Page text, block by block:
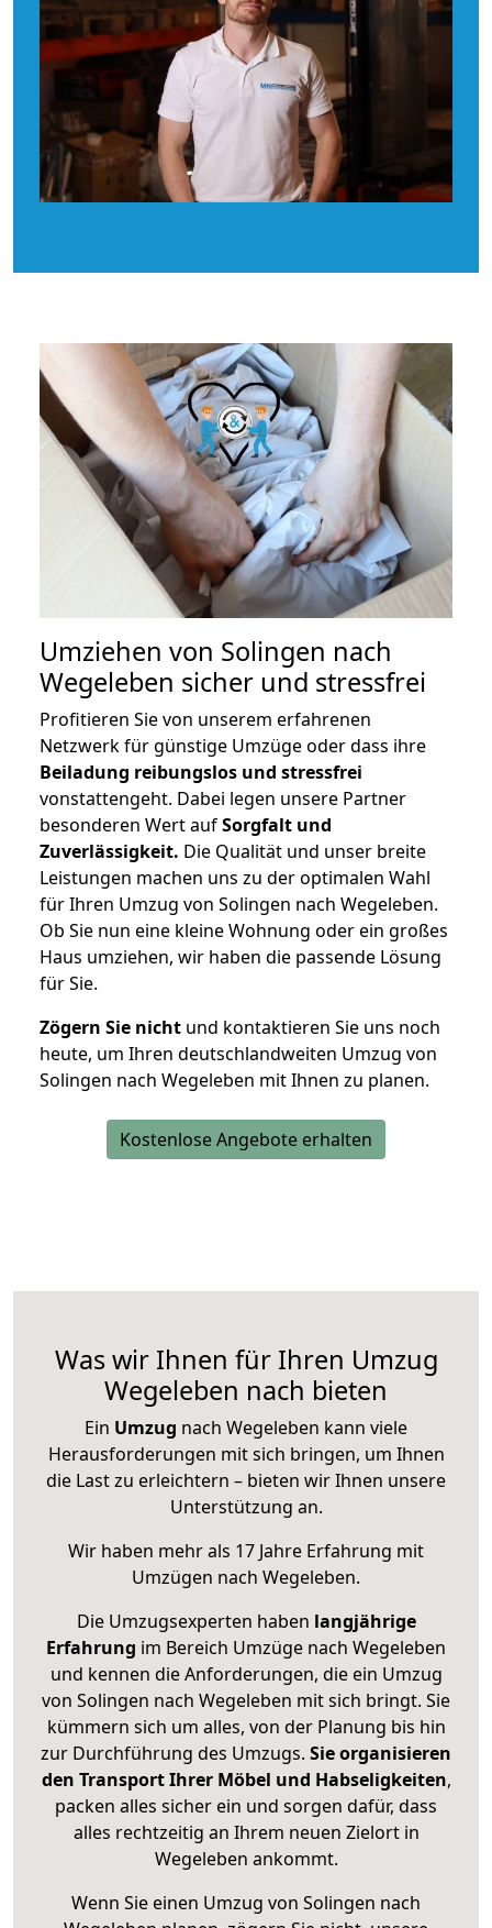
Umziehen von Solingen nach
Wegeleben sicher und stressfrei
Profitieren Sie von unserem erfahrenen
Netzwerk für günstige Umzüge oder dass ihre
Beiladung reibungslos und stressfrei
vonstattengeht. Dabei legen unsere Partner
besonderen Wert aufSorgfalt und
Zuverlässigkeit. Die Qualität und unser breite
Leistungen machen uns zu der optimalen Wahl
für Ihren Umzug von Solingen nach Wegeleben.
Ob Sie nun eine kleine Wohnung oder ein großes
Haus umziehen, wir haben die passende Lösung
für Sie.
Zögern Sie nicht und kontaktieren Sie uns noch
heute, um Ihren deutschlandweiten Umzug von
Solingen nach Wegeleben mit Ihnen zu planen.
Kostenlose Angebote erhalten
Was wir Ihnen für Ihren Umzug
Wegeleben nach bieten
Ein Umzug nach Wegeleben kann viele
Herausforderungen mit sich bringen, um Ihnen
die Last zu erleichtern – bieten wir Ihnen unsere
Unterstützung an.
Wir haben mehr als 17 Jahre Erfahrung mit
Umzügen nach Wegeleben.
Die Umzugsexperten haben langjährige
Erfahrung im Bereich Umzüge nach Wegeleben
und kennen die Anforderungen, die ein Umzug
von Solingen nach Wegeleben mit sich bringt. Sie
kümmern sich um alles, von der Planung bis hin
zur Durchführung des Umzugs. Sie organisieren
den Transport Ihrer Möbel und Habseligkeiten,
packen alles sicher ein und sorgen dafür, dass
alles rechtzeitig an Ihrem neuen Zielort in
Wegeleben ankommt.
Wenn Sie einen Umzug von Solingen nach